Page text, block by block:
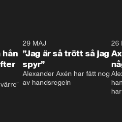
0:26
hån
29 MAJ
”Jag är så trött så jag
spyr”
Alexander Axén har fått nog
av handsregeln
26